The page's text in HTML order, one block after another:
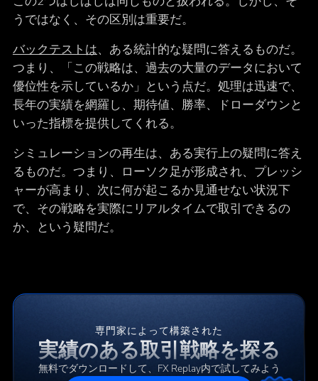
うではなく、その区別は重要だ。
バックテストは、ある統計的な疑問に答えるものだ。
つまり、「この戦略は、過去の大量のデータにおいて
優位性を示しているか」という点だ。処理は迅速で、
長年の実績を網羅し、期待値、勝率、ドローダウンと
いった指標を提供してくれる。
シミュレーションの再生は、ある実行上の疑問に答え
るものだ。つまり、ローソク足が形成され、プレッシ
ャーが高まり、次に何が起こるか見通せない状況下
で、その戦略を実際にリアルタイムで取引できるの
か、という疑問だ。
専門家によって構築された
実績のある取引戦略を探る
無料でダウンロードして、FX Replay内で試してみよう